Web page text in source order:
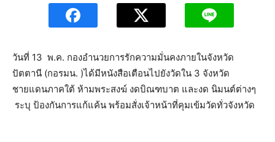
วันที่ 13 พ.ค. กองอำนวยการรักความมั่นคงภายในจังหวัด
ปัตตานี (กอรมน. )ได้มีหนังสือเตือนไปยังวัดใน 3 จังหวัด
ชายแดนภาคใต้ ห้ามพระสงฆ์ งดบิณฑบาต และงด นิมนต์ต่างๆ
ระบุ ป้องกันการแก้แค้น พร้อมสั่งเจ้าหน้าที่คุมเข้มวัดทั่วจังหวัด